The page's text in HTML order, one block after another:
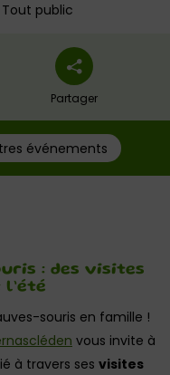
Tout public
Partager
événements
: des visites
souris en famille !
vous invite à
à travers ses visites